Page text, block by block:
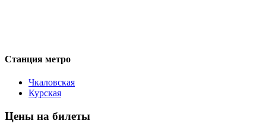
Станция метро
Чкаловская
Курская
Цены на билеты